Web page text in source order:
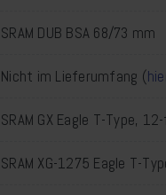
SRAM DUB BSA 68/73 mm
Nicht im Lieferumfang (
SRAM GX Eagle T-Type,
SRAM XG-1275 Eagle T-